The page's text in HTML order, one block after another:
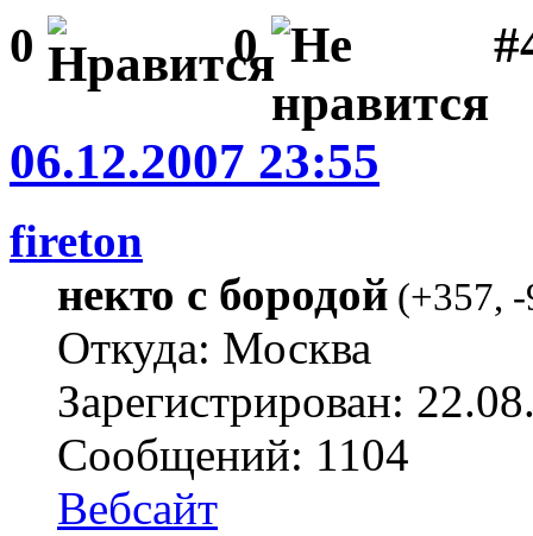
0 0
06.12.2007 23:55
fireton
некто с бородой (+357,
Откуда: Москва
Зарегистрирован:
Сообщений: 1104
Вебсайт